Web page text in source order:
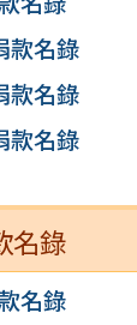
款名錄
款名錄
款名錄
名錄
名錄